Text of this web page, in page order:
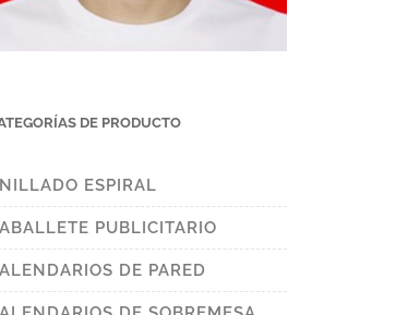
DE PRODUCTO
ESPIRAL
PUBLICITARIO
DE PARED